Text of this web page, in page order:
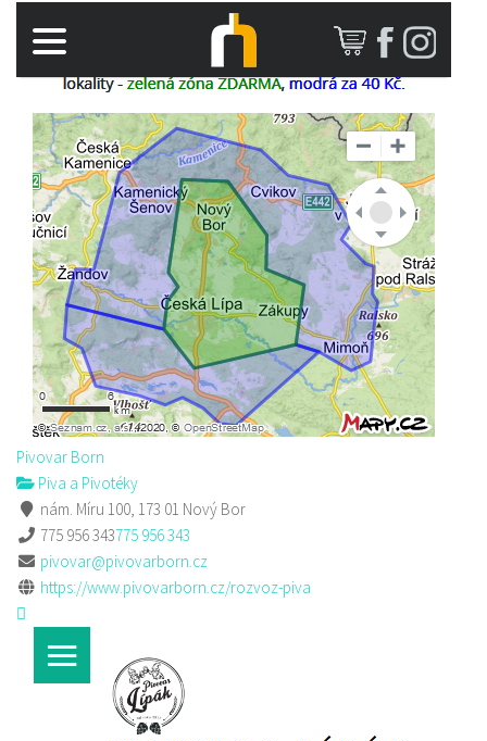
Pivovar Born
Piva a Pivotéky
nám. Míru 100, 173 01 Nový Bor
775 956 343775 956 343
pivovar@pivovarborn.cz
https://www.pivovarborn.cz/rozvoz-piva